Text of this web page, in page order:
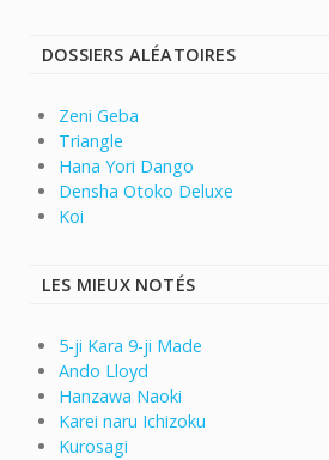
DOSSIERS ALÉATOIRES
Zeni Geba
Triangle
Hana Yori Dango
Densha Otoko Deluxe
Koi
LES MIEUX NOTÉS
5-ji Kara 9-ji Made
Ando Lloyd
Hanzawa Naoki
Karei naru Ichizoku
Kurosagi